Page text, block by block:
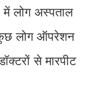
लोग अस्पताल
लोग ऑपरेशन
से मारपीट